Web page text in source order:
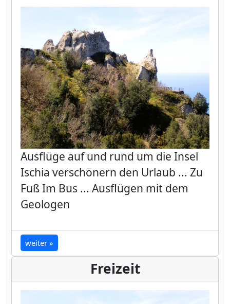
Ausflüge auf und rund um die Insel
Ischia verschönern den Urlaub ... Zu
Fuß Im Bus ... Ausflügen mit dem
Geologen
weiter »
Freizeit